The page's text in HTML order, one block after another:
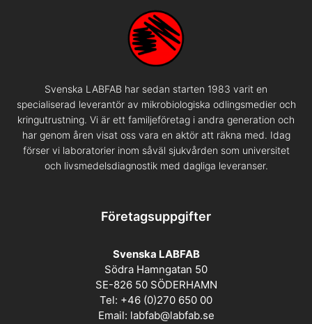
Svenska LABFAB har sedan starten 1983 varit en
specialiserad leverantör av mikrobiologiska odlingsmedier och
kringutrustning. Vi är ett familjeföretag i andra generation och
har genom åren visat oss vara en aktör att räkna med. Idag
förser vi laboratorier inom såväl sjukvården som universitet
och livsmedelsdiagnostik med dagliga leveranser.
Företagsuppgifter
Svenska LABFAB
Södra Hamngatan 50
SE-826 50 SÖDERHAMN
Tel: +46 (0)270 650 00
Email: labfab@labfab.se